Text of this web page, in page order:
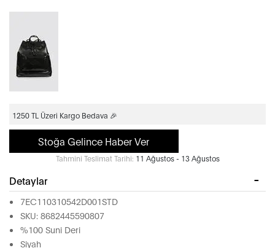
1250 TL Üzeri Kargo Bedava 🎉
Stoğa Gelince Haber Ver
Tahmini Teslimat Tarihi: 11 Ağustos - 13 Ağustos
Detaylar
7EC110310542D001STD
SKU: 8682445590807
%100 Suni Deri
Siyah